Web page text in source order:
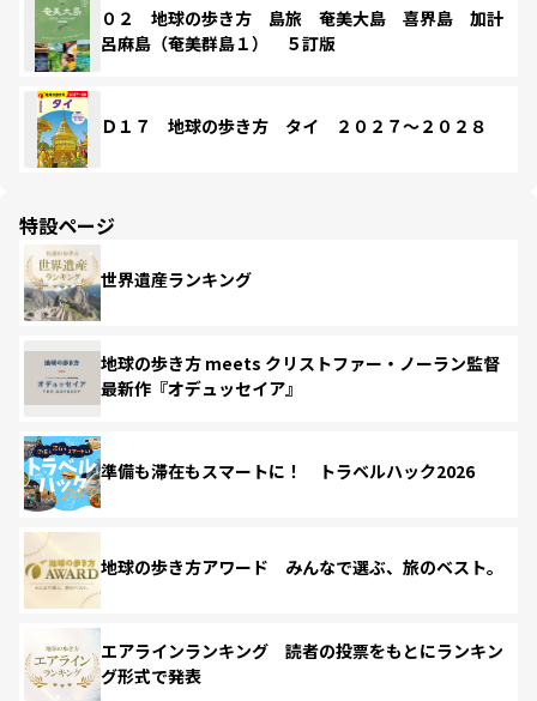
０２ 地球の歩き方 島旅 奄美大島 喜界島 加計
呂麻島（奄美群島１） ５訂版
Ｄ１７ 地球の歩き方 タイ ２０２７～２０２８
特設ページ
世界遺産ランキング
地球の歩き方 meets クリストファー・ノーラン監督
最新作『オデュッセイア』
準備も滞在もスマートに！ トラベルハック2026
地球の歩き方アワード みんなで選ぶ、旅のベスト。
エアラインランキング 読者の投票をもとにランキン
グ形式で発表